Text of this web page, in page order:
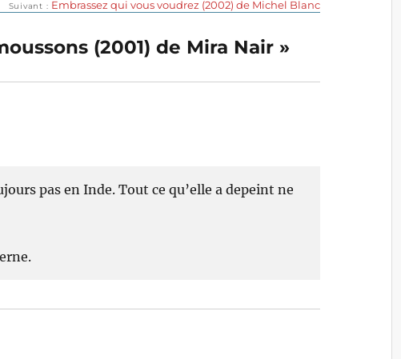
Suivant
Publication
Embrassez qui vous voudrez (2002) de Michel Blanc
(2001) de Mira Nair »
pas en Inde. Tout ce qu’elle a depeint ne